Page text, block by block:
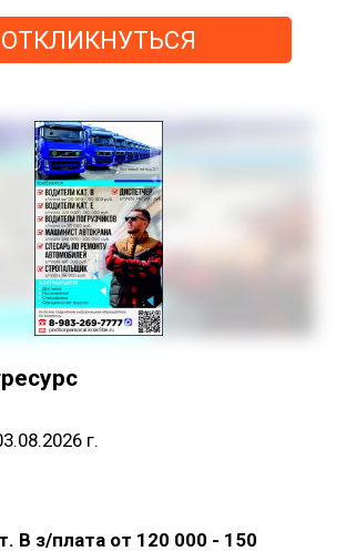
ОТКЛИКНУТЬСЯ
г.
В з/плата от 120 000 - 150